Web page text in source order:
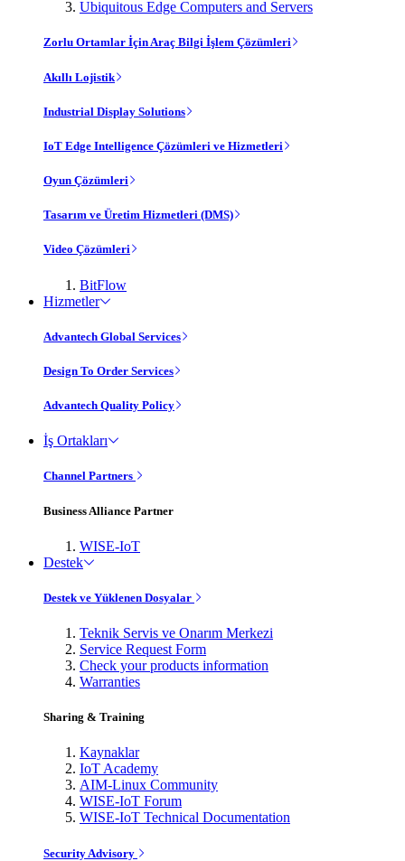
Ubiquitous Edge Computers and Servers
Zorlu Ortamlar İçin Araç Bilgi İşlem Çözümleri
Akıllı Lojistik
Industrial Display Solutions
IoT Edge Intelligence Çözümleri ve Hizmetleri
Oyun Çözümleri
Tasarım ve Üretim Hizmetleri (DMS)
Video Çözümleri
BitFlow
Hizmetler
Advantech Global Services
Design To Order Services
Advantech Quality Policy
İş Ortakları
Channel Partners
Business Alliance Partner
WISE-IoT
Destek
Destek ve Yüklenen Dosyalar
Teknik Servis ve Onarım Merkezi
Service Request Form
Check your products information
Warranties
Sharing & Training
Kaynaklar
IoT Academy
AIM-Linux Community
WISE-IoT Forum
WISE-IoT Technical Documentation
Security Advisory